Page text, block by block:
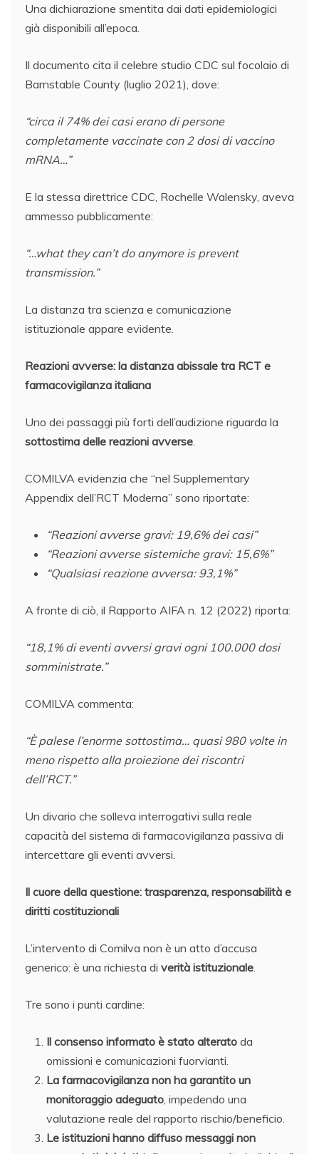
Una dichiarazione smentita dai dati epidemiologici
già disponibili all’epoca.
Il documento cita il celebre studio CDC sul focolaio di
Barnstable County (luglio 2021), dove:
“circa il 74% dei casi erano di persone
completamente vaccinate con 2 dosi di vaccino
mRNA…”
E la stessa direttrice CDC, Rochelle Walensky, aveva
ammesso pubblicamente:
“…what they can’t do anymore is prevent
transmission.”
La distanza tra scienza e comunicazione
istituzionale appare evidente.
Reazioni avverse: la distanza abissale tra RCT e
farmacovigilanza italiana
Uno dei passaggi più forti dell’audizione riguarda la
sottostima delle reazioni avverse
COMILVA evidenzia che “nel Supplementary
Appendix dell’RCT Moderna” sono riportate:
“Reazioni avverse gravi: 19,6% dei casi”
“Reazioni avverse sistemiche gravi: 15,6%”
“Qualsiasi reazione avversa: 93,1%”
A fronte di ciò, il Rapporto AIFA n. 12 (2022) riporta:
“18,1% di eventi avversi gravi ogni 100.000 dosi
somministrate.”
COMILVA commenta:
“È palese l’enorme sottostima… quasi 980 volte in
meno rispetto alla proiezione dei riscontri
dell’RCT.”
Un divario che solleva interrogativi sulla reale
capacità del sistema di farmacovigilanza passiva di
intercettare gli eventi avversi.
Il cuore della questione: trasparenza, responsabilità e
diritti costituzionali
L’intervento di Comilva non è un atto d’accusa
generico: è una richiesta di verità istituzionale
Tre sono i punti cardine:
Il consenso informato è stato alterato da
omissioni e comunicazioni fuorvianti.
La farmacovigilanza non ha garantito un
monitoraggio adeguato , impedendo una
valutazione reale del rapporto rischio/beneficio.
Le istituzioni hanno diffuso messaggi non